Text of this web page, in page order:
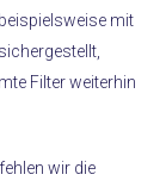
mit
Filter weiterhin
wir die